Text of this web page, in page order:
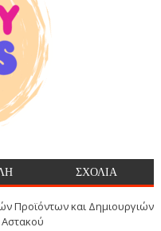
ΣΧΟΛΙΑ
Προϊόντων και Δημιουργιών